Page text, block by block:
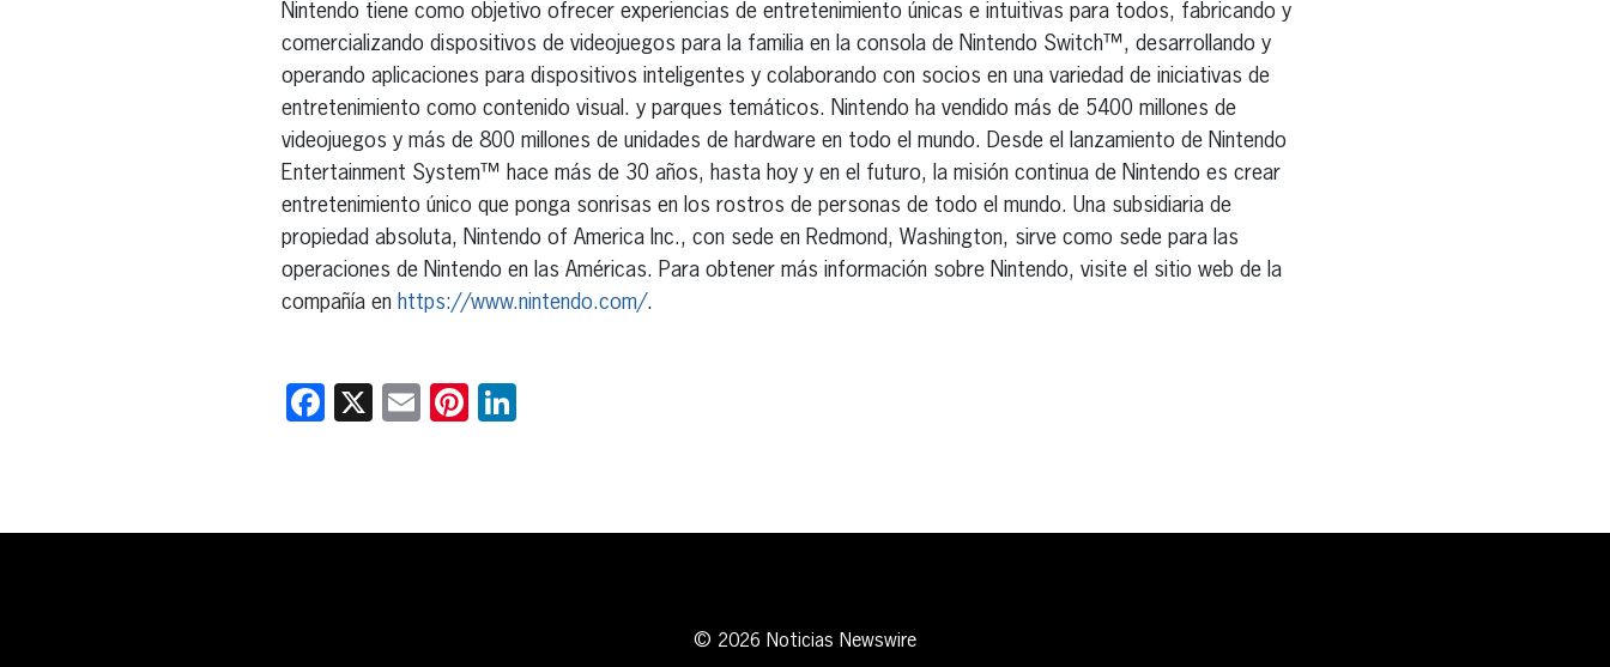
Nintendo tiene como objetivo ofrecer experiencias de entretenimiento únicas e intuitivas para todos, fabricando y
comercializando dispositivos de videojuegos para la familia en la consola de Nintendo Switch™, desarrollando y
operando aplicaciones para dispositivos inteligentes y colaborando con socios en una variedad de iniciativas de
entretenimiento como contenido visual. y parques temáticos. Nintendo ha vendido más de 5400 millones de
videojuegos y más de 800 millones de unidades de hardware en todo el mundo. Desde el lanzamiento de Nintendo
Entertainment System™ hace más de 30 años, hasta hoy y en el futuro, la misión continua de Nintendo es crear
entretenimiento único que ponga sonrisas en los rostros de personas de todo el mundo. Una subsidiaria de
propiedad absoluta, Nintendo of America Inc., con sede en Redmond, Washington, sirve como sede para las
operaciones de Nintendo en las Américas. Para obtener más información sobre Nintendo, visite el sitio web de la
compañía en https://www.nintendo.com/.
Facebook
X EmailPinterest
© 2026 Noticias Newswire